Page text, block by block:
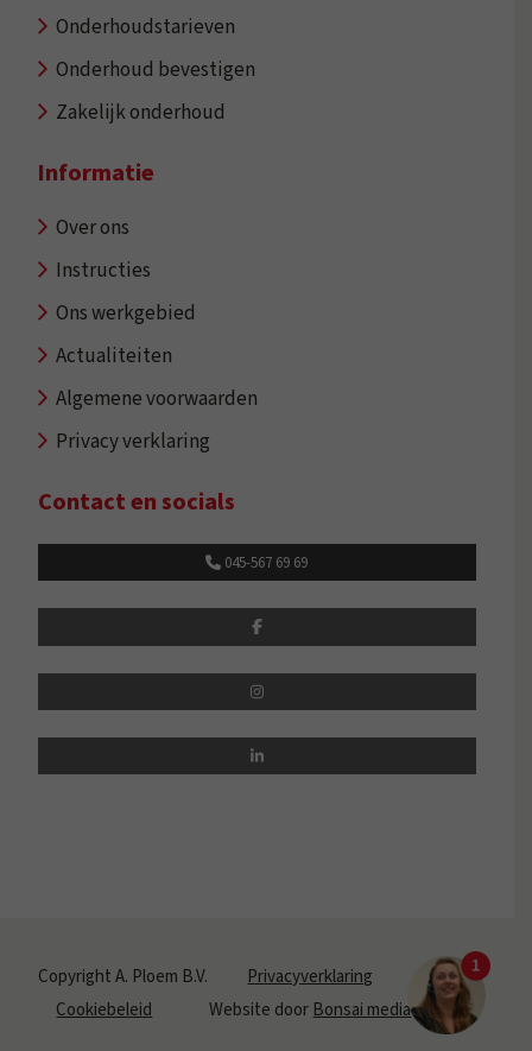
Onderhoudstarieven
Onderhoud bevestigen
Zakelijk onderhoud
Informatie
Over ons
Instructies
Ons werkgebied
Actualiteiten
Algemene voorwaarden
Privacy verklaring
Contact en socials
045-567 69 69
Copyright A. Ploem B.V.
Privacyverklaring
Cookiebeleid
Website doorBonsai media